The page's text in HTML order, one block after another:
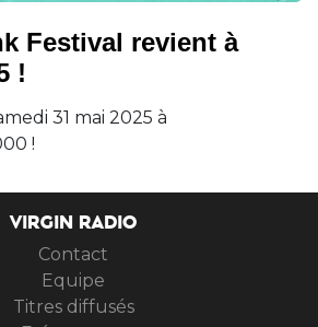
Festival revient à
!
31 mai 2025 à
!
VIRGIN RADIO
Contact
Equipe
Titres diffusés